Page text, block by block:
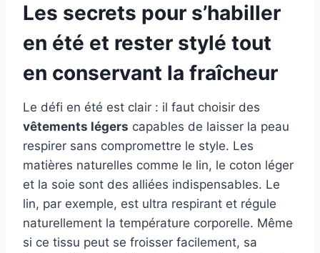
Les secrets pour s’habiller
en été et rester stylé tout
en conservant la fraîcheur
Le défi en été est clair : il faut choisir des
vêtements légers capables de laisser la peau
respirer sans compromettre le style. Les
matières naturelles comme le lin, le coton léger
et la soie sont des alliées indispensables. Le
lin, par exemple, est ultra respirant et régule
naturellement la température corporelle. Même
si ce tissu peut se froisser facilement, sa